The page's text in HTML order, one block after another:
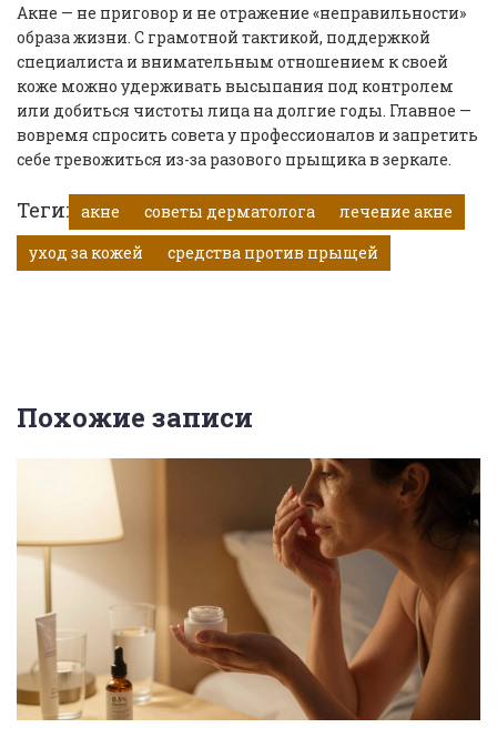
Акне — не приговор и не отражение «неправильности»
образа жизни. С грамотной тактикой, поддержкой
специалиста и внимательным отношением к своей
коже можно удерживать высыпания под контролем
или добиться чистоты лица на долгие годы. Главное —
вовремя спросить совета у профессионалов и запретить
себе тревожиться из-за разового прыщика в зеркале.
Теги: акне советы дерматолога
лечение акне
уход за кожей
средства против прыщей
Похожие записи